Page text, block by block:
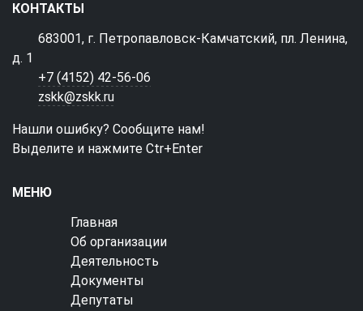
КОНТАКТЫ
683001, г. Петропавловск-Камчатский, пл. Ленина,
д. 1
+7 (4152) 42-56-06
zskk@zskk.ru
Нашли ошибку? Сообщите нам!
Выделите и нажмите Ctr+Enter
МЕНЮ
Главная
Об организации
Деятельность
Документы
Депутаты